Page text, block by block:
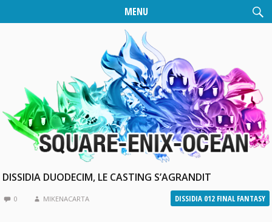
MENU
DISSIDIA DUODECIM, LE CASTING S’AGRANDIT
DISSIDIA 012 FINAL FANTASY
0 MIKENACARTA